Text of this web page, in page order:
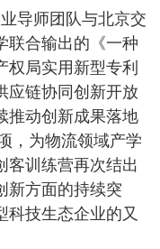
导师团队与北京交
联合输出的《一种
权局实用新型专利
应链协同创新开放
推动创新成果落地
，为物流领域产学
客训练营再次结出
新方面的持续突
技生态企业的又